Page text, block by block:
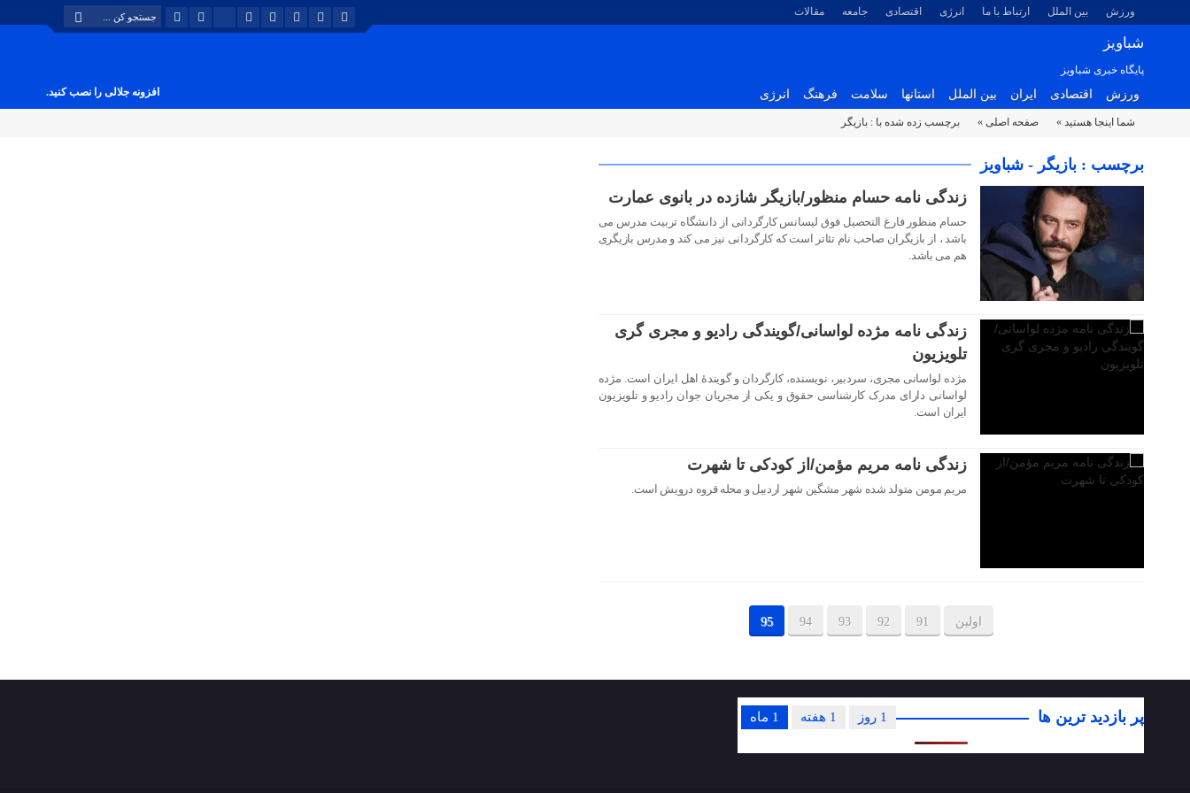
ورزش بین الملل ارتباط با ما انرژی اقتصادی جامعه مقالات
شباویز
پایگاه خبری شباویز
ورزش اقتصادی ایران بین الملل استانها سلامت فرهنگ انرژی افزونه جلالی را نصب کنید.
شما اینجا هستید » صفحه اصلی » برچسب زده شده با : بازیگر
برچسب : بازیگر - شباویز
زندگی نامه حسام منظور/بازیگر شازده در بانوی عمارت
حسام منظور فارغ التحصیل فوق لیسانس کارگردانی از دانشگاه تربیت مدرس می
باشد ، از بازیگران صاحب نام تئاتر است که کارگردانی نیز می کند و مدرس بازیگری
هم می باشد.
زندگی نامه مژده لواسانی/گویندگی رادیو و مجری گری
تلویزیون
مژده لواسانی مجری، سردبیر، نویسنده، کارگردان و گویندهٔ اهل ایران است. مژده
لواسانی دارای مدرک کارشناسی حقوق و یکی از مجریان جوان رادیو و تلویزیون
ایران است.
زندگی نامه مریم مؤمن/از کودکی تا شهرت
مریم مومن متولد شده شهر مشگین شهر اردبیل و محله قروه درویش است.
اولین 91
92
93
94
95
پر بازدید ترین ها 1 ماه 1 هفته 1 روز